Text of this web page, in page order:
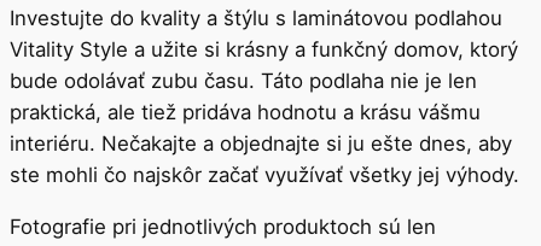
Investujte do kvality a štýlu s laminátovou podlahou
Vitality Style a užite si krásny a funkčný domov, ktorý
bude odolávať zubu času. Táto podlaha nie je len
praktická, ale tiež pridáva hodnotu a krásu vášmu
interiéru. Nečakajte a objednajte si ju ešte dnes, aby
ste mohli čo najskôr začať využívať všetky jej výhody.
Fotografie pri jednotlivých produktoch sú len